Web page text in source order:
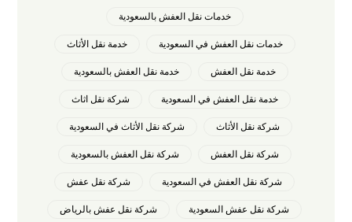
خدمات نقل العفش بالسعودية
خدمات نقل العفش في السعودية خدمة نقل الأثاث
خدمة نقل العفش خدمة نقل العفش بالسعودية
خدمة نقل العفش في السعودية شركة نقل اثاث
شركة نقل الأثاث شركة نقل الأثاث في السعودية
شركة نقل العفش شركة نقل العفش بالسعودية
شركة نقل العفش في السعودية شركة نقل عفش
شركة نقل عفش السعودية شركة نقل عفش بالرياض